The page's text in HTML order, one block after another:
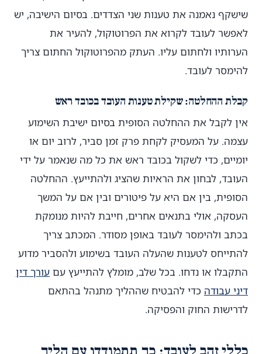
שישקף נאמנה את טענות שני הצדדים. בסיום הישיבה, יש
לאפשר לעובד לקרוא את הפרוטוקול, להעיר את
הערותיו ולחתום עליו. העתק מהפרוטוקול החתום צריך
להימסר לעובד.
קבלת ההחלטה: שקילת טענות העובד בכובד ראש
אין לקבל את ההחלטה הסופית בסיום ישיבת השימוע
עצמה. על המעסיק לקחת פרק זמן סביר, לרוב יום או
יומיים, כדי לשקול בכובד ראש את כל מה שנאמר על ידי
העובד, לבחון את הראיות שהציג ולהתייעץ. ההחלטה
הסופית, בין אם היא על פיטורים ובין אם על המשך
העסקה, אולי בתנאים אחרים, חייבת להיות מנומקת
בכתב ולהימסר לעובד באופן מסודר. המכתב צריך
להתייחס לטענות שהעלה העובד בשימוע ולהסביר מדוע
התקבלו או נדחו. בכל שלב, מומלץ להתייעץ עם עורך דין
דיני עבודה כדי להבטיח שההליך מתנהל בהתאם
לדרישות החוק והפסיקה.